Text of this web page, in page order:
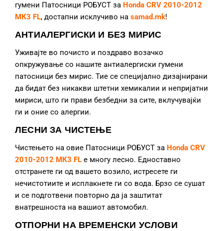
гумени Патосници РОБУСТ за Honda CRV 2010-2012
МК3 FL, достапни исклучиво на samad.mk!
АНТИАЛЕРГИСКИ И БЕЗ МИРИС
Уживајте во почисто и поздраво возачко
опкружување со нашите антиалергиски гумени
патосници без мирис. Тие се специјално дизајнирани
да бидат без никакви штетни хемикалии и непријатни
мириси, што ги прави безбедни за сите, вклучувајќи
ги и оние со алергии.
ЛЕСНИ ЗА ЧИСТЕЊЕ
Чистењето на овие Патосници РОБУСТ за Honda CRV
2010-2012 МК3 FL е многу лесно. Едноставно
отстранете ги од вашето возило, истресете ги
нечистотиите и исплакнете ги со вода. Брзо се сушат
и се подготвени повторно да ја заштитат
внатрешноста на вашиот автомобил.
ОТПОРНИ НА ВРЕМЕНСКИ УСЛОВИ